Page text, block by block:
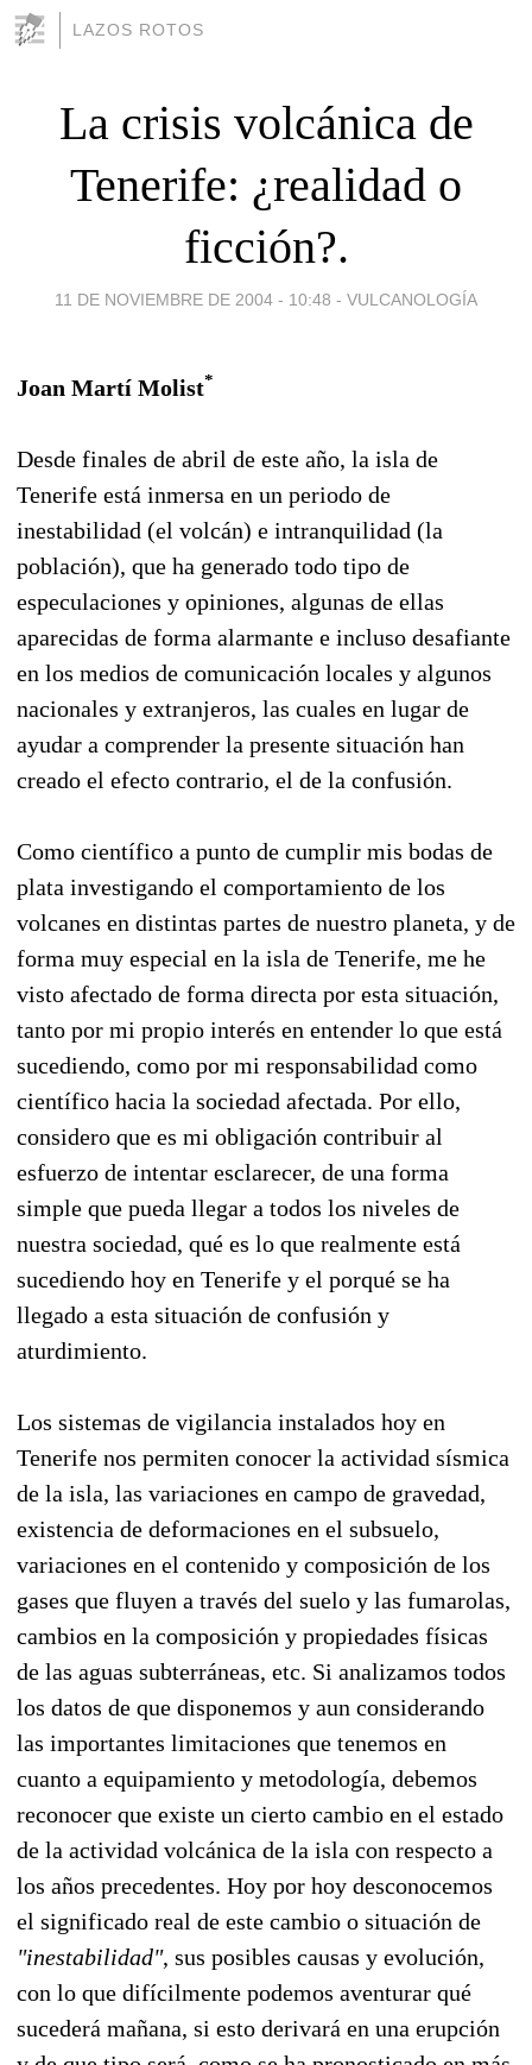
LAZOS ROTOS
La crisis volcánica de
Tenerife: ¿realidad o
ficción?.
11 DE NOVIEMBRE DE 2004 - 10:48 - VULCANOLOGÍA
Joan Martí Molist*
Desde finales de abril de este año, la isla de
Tenerife está inmersa en un periodo de
inestabilidad (el volcán) e intranquilidad (la
población), que ha generado todo tipo de
especulaciones y opiniones, algunas de ellas
aparecidas de forma alarmante e incluso desafiante
en los medios de comunicación locales y algunos
nacionales y extranjeros, las cuales en lugar de
ayudar a comprender la presente situación han
creado el efecto contrario, el de la confusión.
Como científico a punto de cumplir mis bodas de
plata investigando el comportamiento de los
volcanes en distintas partes de nuestro planeta, y de
forma muy especial en la isla de Tenerife, me he
visto afectado de forma directa por esta situación,
tanto por mi propio interés en entender lo que está
sucediendo, como por mi responsabilidad como
científico hacia la sociedad afectada. Por ello,
considero que es mi obligación contribuir al
esfuerzo de intentar esclarecer, de una forma
simple que pueda llegar a todos los niveles de
nuestra sociedad, qué es lo que realmente está
sucediendo hoy en Tenerife y el porqué se ha
llegado a esta situación de confusión y
aturdimiento.
Los sistemas de vigilancia instalados hoy en
Tenerife nos permiten conocer la actividad sísmica
de la isla, las variaciones en campo de gravedad,
existencia de deformaciones en el subsuelo,
variaciones en el contenido y composición de los
gases que fluyen a través del suelo y las fumarolas,
cambios en la composición y propiedades físicas
de las aguas subterráneas, etc. Si analizamos todos
los datos de que disponemos y aun considerando
las importantes limitaciones que tenemos en
cuanto a equipamiento y metodología, debemos
reconocer que existe un cierto cambio en el estado
de la actividad volcánica de la isla con respecto a
los años precedentes. Hoy por hoy desconocemos
el significado real de este cambio o situación de
"inestabilidad", sus posibles causas y evolución,
con lo que difícilmente podemos aventurar qué
sucederá mañana, si esto derivará en una erupción